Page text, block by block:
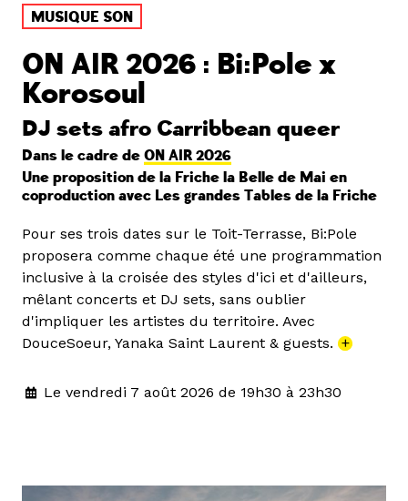
MUSIQUE SON
ON AIR 2026 : Bi:Pole x
Korosoul
DJ sets afro Carribbean queer
Dans le cadre de ON AIR 2026
Une proposition de la Friche la Belle de Mai en
coproduction avec Les grandes Tables de la Friche
Pour ses trois dates sur le Toit-Terrasse, Bi:Pole
proposera comme chaque été une programmation
inclusive à la croisée des styles d'ici et d'ailleurs,
mêlant concerts et DJ sets, sans oublier
d'impliquer les artistes du territoire. Avec
DouceSoeur, Yanaka Saint Laurent & guests. +
Le vendredi 7 août 2026 de 19h30 à 23h30